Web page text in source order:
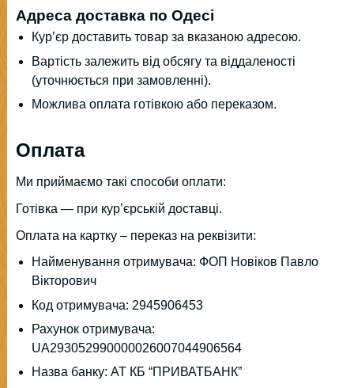
Адреса доставка по Одесі
Кур’єр доставить товар за вказаною адресою.
Вартість залежить від обсягу та віддаленості
(уточнюється при замовленні).
Можлива оплата готівкою або переказом.
Оплата
Ми приймаємо такі способи оплати:
Готівка — при кур’єрській доставці.
Оплата на картку – переказ на реквізити:
Найменування отримувача: ФОП Новіков Павло
Вікторович
Код отримувача: 2945906453
Рахунок отримувача:
UA293052990000026007044906564
Назва банку: АТ КБ “ПРИВАТБАНК”